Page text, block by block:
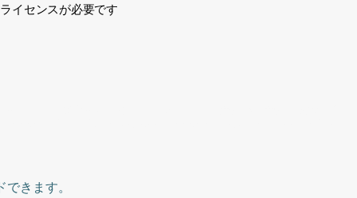
イセンスが必要です
きます。